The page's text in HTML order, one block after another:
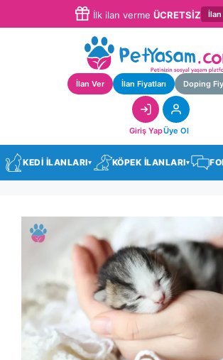
İlk ilan verme ÜCRETSİZ İlan
İlan Ver İlan Fiyatları Doping
Giriş YapÜye Ol
KEDİ İLANLARI▾ KÖPEK İLANLARI▾